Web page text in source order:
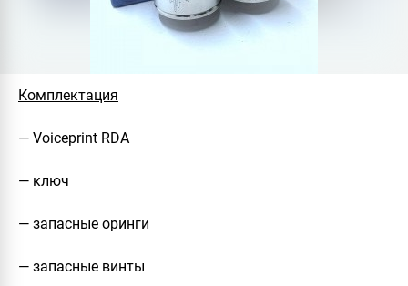
Комплектация
— Voiceprint RDA
— ключ
— запасные оринги
— запасные винты